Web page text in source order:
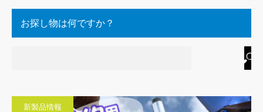
お探し物は何ですか？
新製品情報